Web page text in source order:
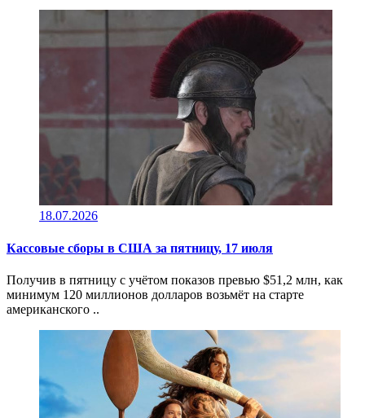
18.07.2026
Кассовые сборы в CША за пятницу, 17 июля
Получив в пятницу c учётом показов превью $51,2 млн, как
минимум 120 миллионов долларов возьмёт на старте
американского ..